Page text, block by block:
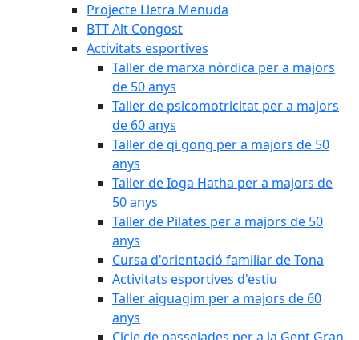
Projecte Lletra Menuda
BTT Alt Congost
Activitats esportives
Taller de marxa nòrdica per a majors
de 50 anys
Taller de psicomotricitat per a majors
de 60 anys
Taller de qi gong per a majors de 50
anys
Taller de Ioga Hatha per a majors de
50 anys
Taller de Pilates per a majors de 50
anys
Cursa d'orientació familiar de Tona
Activitats esportives d'estiu
Taller aiguagim per a majors de 60
anys